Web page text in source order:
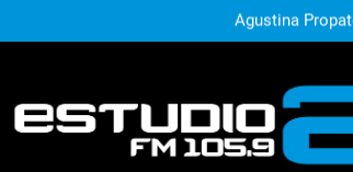
Agustina
José Ignacio de
Agustina
José Ignacio de
con